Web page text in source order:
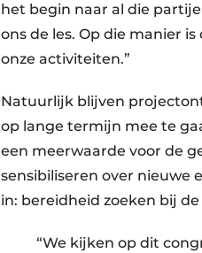
het begin naar al die
ons de les. Op die manier
onze activiteiten.”
Natuurlijk blijven
op lange termijn mee te
een meerwaarde voor de
sensibiliseren over nieuwe
in: bereidheid zoeken bij
“We kijken op dit